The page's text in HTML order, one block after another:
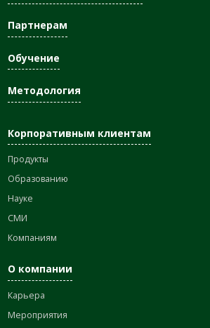
Партнерам
Обучение
Методология
Корпоративным клиентам
Продукты
Образованию
Науке
СМИ
Компаниям
О компании
Карьера
Мероприятия